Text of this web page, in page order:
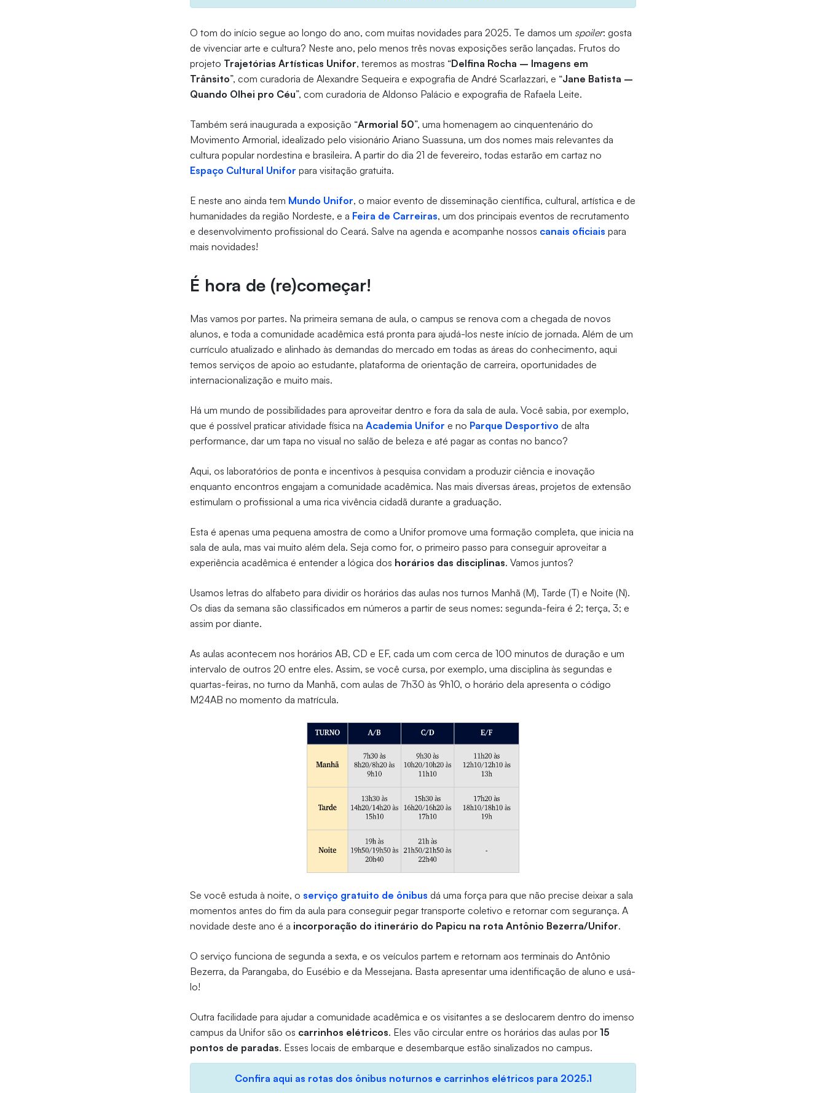
O tom do início segue ao longo do ano, com muitas novidades para 2025. Te damos um spoiler: gosta
de vivenciar arte e cultura? Neste ano, pelo menos três novas exposições serão lançadas. Frutos do
projeto Trajetórias Artísticas Unifor, teremos as mostras “Delfina Rocha – Imagens em
Trânsito”, com curadoria de Alexandre Sequeira e expografia de André Scarlazzari, e “Jane Batista –
Quando Olhei pro Céu”, com curadoria de Aldonso Palácio e expografia de Rafaela Leite.
Também será inaugurada a exposição “Armorial 50”, uma homenagem ao cinquentenário do
Movimento Armorial, idealizado pelo visionário Ariano Suassuna, um dos nomes mais relevantes da
cultura popular nordestina e brasileira. A partir do dia 21 de fevereiro, todas estarão em cartaz no
Espaço Cultural Unifor para visitação gratuita.
E neste ano ainda tem Mundo Unifor, o maior evento de disseminação científica, cultural, artística e de
humanidades da região Nordeste, e a Feira de Carreiras, um dos principais eventos de recrutamento
e desenvolvimento profissional do Ceará. Salve na agenda e acompanhe nossos canais oficiais para
mais novidades!
É hora de (re)começar!
Mas vamos por partes. Na primeira semana de aula, o campus se renova com a chegada de novos
alunos, e toda a comunidade acadêmica está pronta para ajudá-los neste início de jornada. Além de um
currículo atualizado e alinhado às demandas do mercado em todas as áreas do conhecimento, aqui
temos serviços de apoio ao estudante, plataforma de orientação de carreira, oportunidades de
internacionalização e muito mais.
Há um mundo de possibilidades para aproveitar dentro e fora da sala de aula. Você sabia, por exemplo,
que é possível praticar atividade física naAcademia Unifor e no Parque Desportivo de alta
performance, dar um tapa no visual no salão de beleza e até pagar as contas no banco?
Aqui, os laboratórios de ponta e incentivos à pesquisa convidam a produzir ciência e inovação
enquanto encontros engajam a comunidade acadêmica. Nas mais diversas áreas, projetos de extensão
estimulam o profissional a uma rica vivência cidadã durante a graduação.
Esta é apenas uma pequena amostra de como a Unifor promove uma formação completa, que inicia na
sala de aula, mas vai muito além dela. Seja como for, o primeiro passo para conseguir aproveitar a
experiência acadêmica é entender a lógica dos horários das disciplinas. Vamos juntos?
Usamos letras do alfabeto para dividir os horários das aulas nos turnos Manhã (M), Tarde (T) e Noite (N).
Os dias da semana são classificados em números a partir de seus nomes: segunda-feira é 2; terça, 3; e
assim por diante.
As aulas acontecem nos horários AB, CD e EF, cada um com cerca de 100 minutos de duração e um
intervalo de outros 20 entre eles. Assim, se você cursa, por exemplo, uma disciplina às segundas e
quartas-feiras, no turno da Manhã, com aulas de 7h30 às 9h10, o horário dela apresenta o código
M24AB no momento da matrícula.
Se você estuda à noite, o serviço gratuito de ônibus dá uma força para que não precise deixar a sala
momentos antes do fim da aula para conseguir pegar transporte coletivo e retornar com segurança. A
novidade deste ano é a incorporação do itinerário do Papicu na rota Antônio Bezerra/Unifor.
O serviço funciona de segunda a sexta, e os veículos partem e retornam aos terminais do Antônio
Bezerra, da Parangaba, do Eusébio e da Messejana. Basta apresentar uma identificação de aluno e usá-
lo!
Outra facilidade para ajudar a comunidade acadêmica e os visitantes a se deslocarem dentro do imenso
campus da Unifor são os carrinhos elétricos. Eles vão circular entre os horários das aulas por15
pontos de paradas. Esses locais de embarque e desembarque estão sinalizados no campus.
Confira aqui as rotas dos ônibus noturnos e carrinhos elétricos para 2025.1